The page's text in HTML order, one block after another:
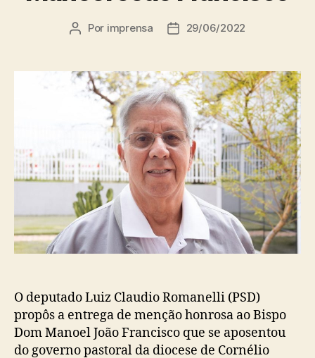
Autor
Por imprensa
Data29/06/2022
O deputado Luiz Claudio Romanelli (PSD)
propôs a entrega de menção honrosa ao Bispo
Dom Manoel João Francisco que se aposentou
do governo pastoral da diocese de Cornélio